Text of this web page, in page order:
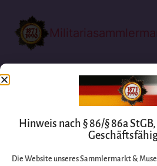
Hinweis nach § 86/§ 86a
Die Website unseres Sammlermarkt &